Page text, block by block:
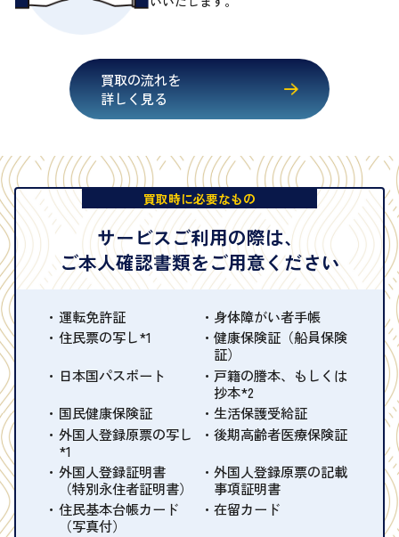
買取の流れを
詳しく見る
買取時に必要なもの
サービスご利用の際は、
ご本人確認書類をご用意ください
運転免許証
身体障がい者手帳
住民票の写し*1
健康保険証（船員保険
証）
日本国パスポート
戸籍の謄本、もしくは
抄本*2
国民健康保険証
生活保護受給証
外国人登録原票の写し
*1
後期高齢者医療保険証
外国人登録証明書
（特別永住者証明書）
外国人登録原票の記載
事項証明書
住民基本台帳カード
（写真付）
在留カード